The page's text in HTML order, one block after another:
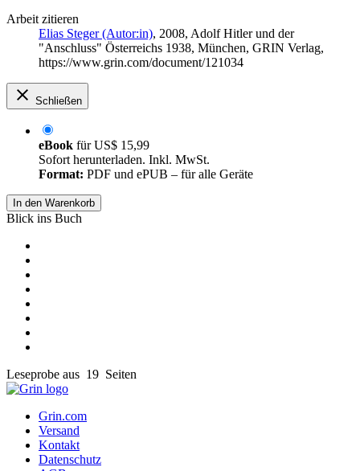
Arbeit zitieren
Elias Steger (Autor:in), 2008, Adolf Hitler und der
"Anschluss" Österreichs 1938, München, GRIN Verlag,
https://www.grin.com/document/121034
Schließen
eBook fürUS$ 15,99
Sofort herunterladen. Inkl. MwSt.
Format: PDF und ePUB – für alle Geräte
In den Warenkorb
Blick ins Buch
Leseprobe aus 19 Seiten
Grin.com
Versand
Kontakt
Datenschutz